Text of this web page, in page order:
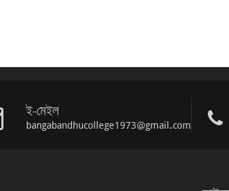
ই-মেইল
bangabandhucollege1973@gmail.com